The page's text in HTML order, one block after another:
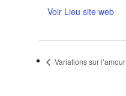
Voir Lieu site web
Variations sur l’amour